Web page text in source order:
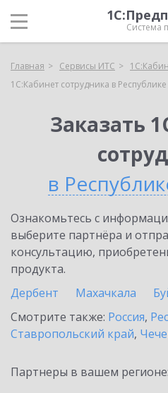
Система
Главная Сервисы ИТС
1С:Кабинет сотрудника в Республике
Заказать
в
Ознакомьтесь с
выберите партнёра и
консультацию,
продукта.
Дербент
Махачкала
Смотрите также: Россия,
Ставропольский край,
Партнеры в вашем регионе: